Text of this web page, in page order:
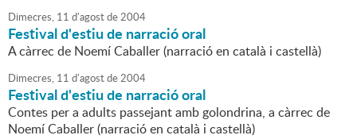
Dimecres, 11 d'agostde2004
Festival d'estiu de narració oral
A càrrec de Noemí Caballer (narració en català i castellà)
Dimecres, 11 d'agostde2004
Festival d'estiu de narració oral
Contes per a adults passejant amb golondrina, a càrrec de
Noemí Caballer (narració en català i castellà)